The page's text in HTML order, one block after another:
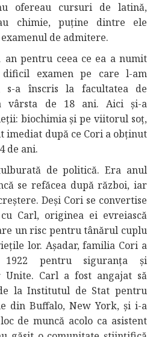
ofereau cursuri de latină,
chimie, puține dintre ele
de admitere.
pentru ceea ce ea a numit
examen pe care l-am
s-a înscris la facultatea de
vârsta de 18 ani. Aici și-a
biochimia și pe viitorul soț,
imediat după ce Cori a obținut
de ani.
de politică. Era anul
se refăcea după război, iar
Deși Cori se convertise
Carl, originea ei evreiască
un risc pentru tânărul cuplu
lor. Așadar, familia Cori a
pentru siguranța și
Unite. Carl a fost angajat să
la Institutul de Stat pentru
din Buffalo, New York, și i-a
de muncă acolo ca asistent